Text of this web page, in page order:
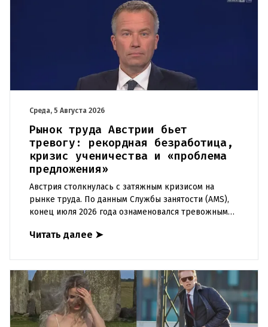
Среда, 5 Августа 2026
Рынок труда Австрии бьет
тревогу: рекордная безработица,
кризис ученичества и «проблема
предложения»
Австрия столкнулась с затяжным кризисом на
рынке труда. По данным Службы занятости (AMS),
конец июля 2026 года ознаменовался тревожными
зарегистрированы как безрабо
Читать далее ➤